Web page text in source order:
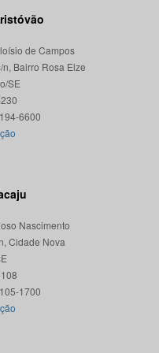
de Campos
Bairro Rosa Elze
SE
Nascimento
Cidade Nova